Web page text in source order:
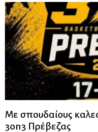
Με σπουδαίους
3on3 Πρέβεζας